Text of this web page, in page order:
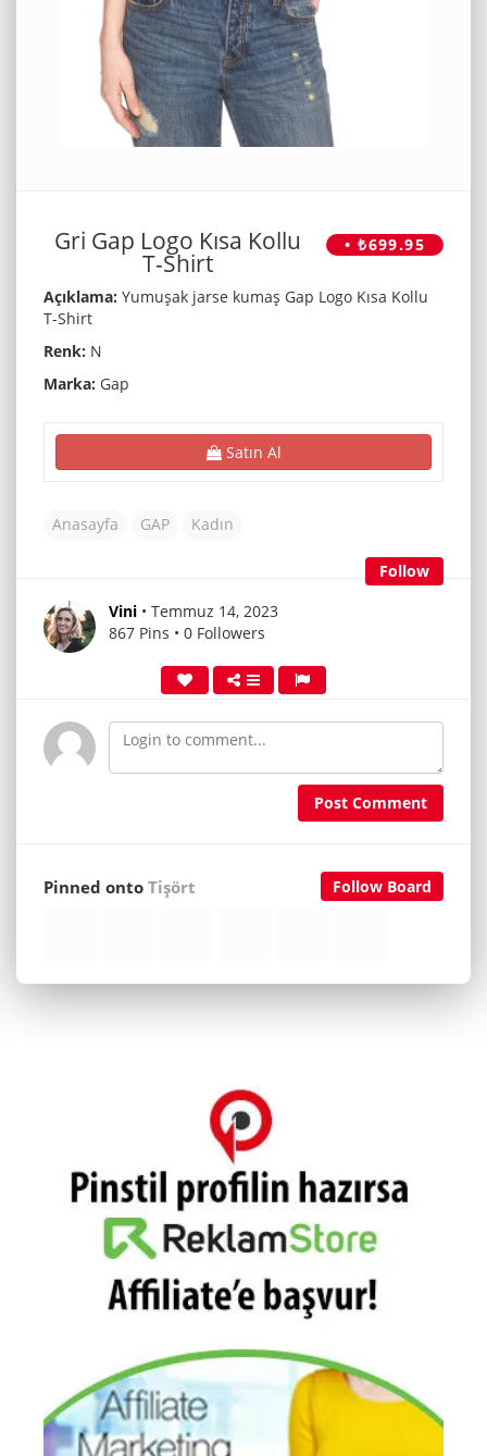
• ₺699.95
Gri Gap Logo Kısa Kollu
T-Shirt
Açıklama: Yumuşak jarse kumaş Gap Logo Kısa Kollu
T-Shirt
Renk: N
Marka: Gap
Satın Al
Anasayfa GAP Kadın
Follow
Vini • Temmuz 14, 2023
867 Pins • 0 Followers
Post Comment
Follow Board
Pinned ontoTişört